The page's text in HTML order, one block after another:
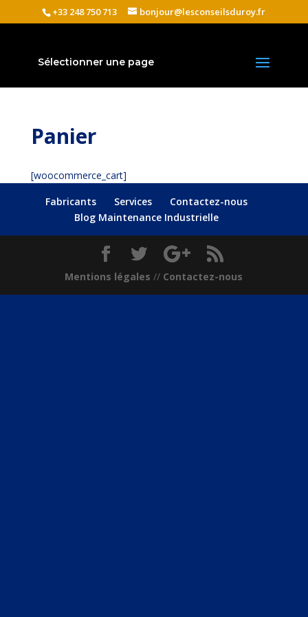
+33 248 750 713 bonjour@lesconseilsduroy.fr
Sélectionner une page
Panier
[woocommerce_cart]
Fabricants
Services
Contactez-nous
Blog Maintenance Industrielle
Mentions légales // Contactez-nous